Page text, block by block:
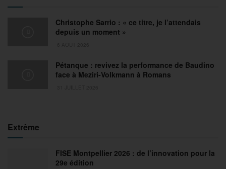
Christophe Sarrio : « ce titre, je l’attendais
depuis un moment »
Pétanque : revivez la performance de Baudino
face à Meziri-Volkmann à Romans
Extrême
FISE Montpellier 2026 : de l’innovation pour la
29e édition